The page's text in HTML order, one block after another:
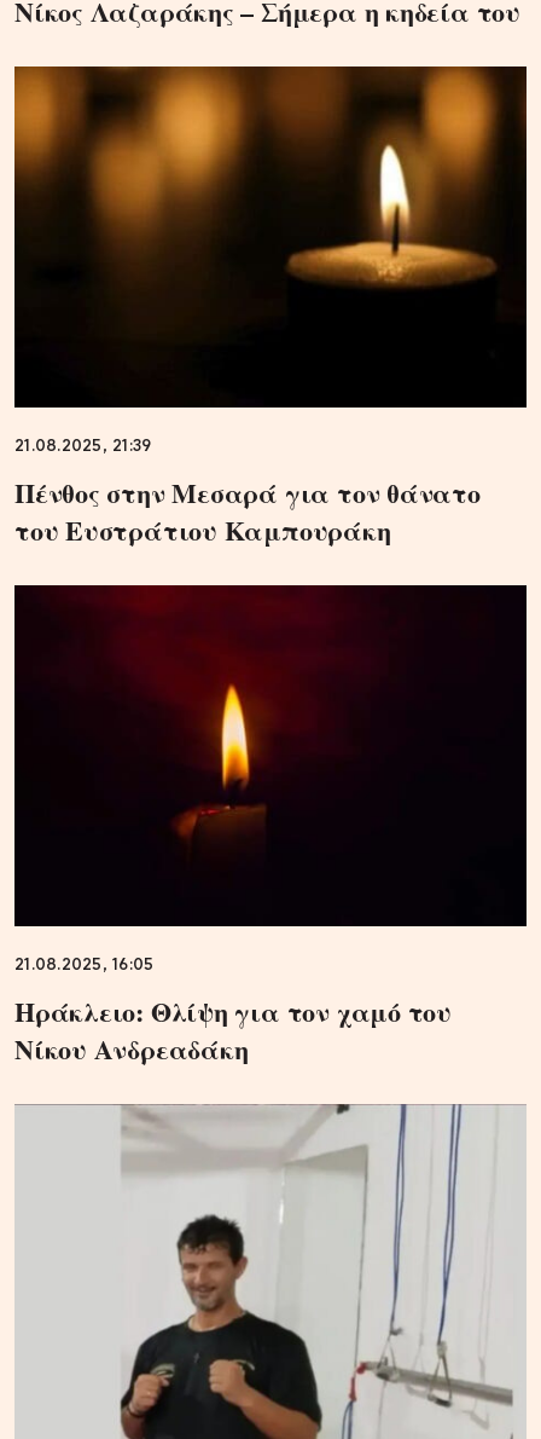
Νίκος Λαζαράκης – Σήμερα η κηδεία του
21.08.2025, 21:39
Πένθος στην Μεσαρά για τον θάνατο
του Ευστράτιου Καμπουράκη
21.08.2025, 16:05
Ηράκλειο: Θλίψη για τον χαμό του
Νίκου Ανδρεαδάκη